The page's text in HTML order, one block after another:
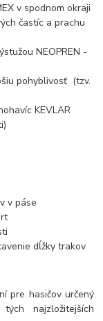
v spodnom okraji
častíc a prachu
NEOPREN -
pohyblivosť (tzv.
KEVLAR
v páse
dĺžky trakov
pre hasičov určený
najzložitejších